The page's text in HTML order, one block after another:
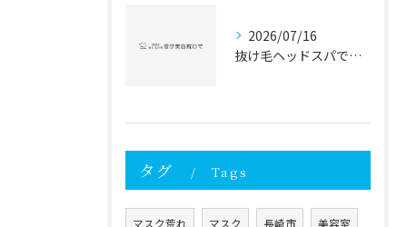
2026/07/16
抜け毛ヘッドスパで抜け毛対策と髪質改善を目指す頭皮ケアの新常識
タグ Tags
マスク荒れ マスク 長崎市 美容室